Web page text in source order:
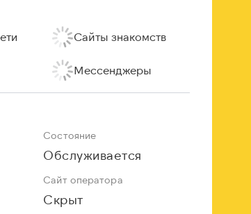
Сайты знакомств
Мессенджеры
Состояние
Обслуживается
Сайт оператора
Скрыт